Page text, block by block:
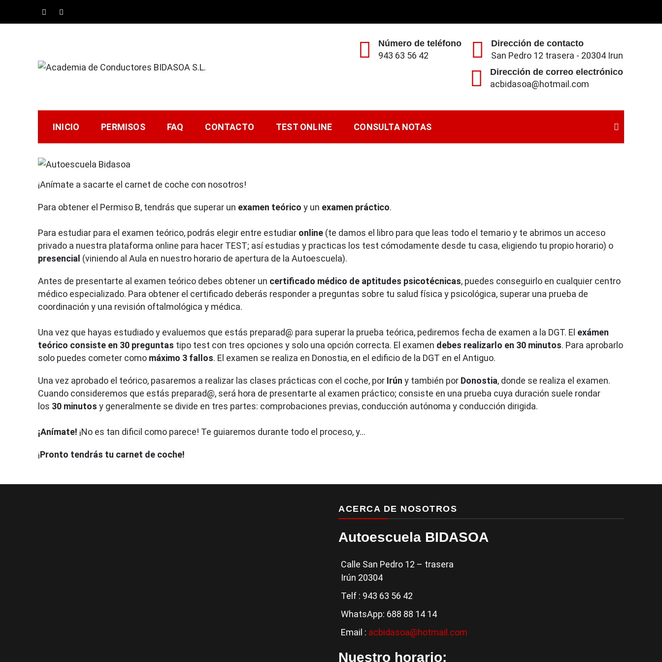
Número de teléfono
943 63 56 42
Dirección de contacto
San Pedro 12 trasera - 20304 Irun
Dirección de correo electrónico
acbidasoa@hotmail.com
INICIO PERMISOS FAQ CONTACTO TEST ONLINE CONSULTA NOTAS
¡Anímate a sacarte el carnet de coche con nosotros!
Para obtener el Permiso B, tendrás que superar un examen teórico y un examen práctico.
Para estudiar para el examen teórico, podrás elegir entre estudiar online (te damos el libro para que leas todo el temario y te abrimos un acceso
privado a nuestra plataforma online para hacer TEST; así estudias y practicas los test cómodamente desde tu casa, eligiendo tu propio horario) o
presencial (viniendo al Aula en nuestro horario de apertura de la Autoescuela).
Antes de presentarte al examen teórico debes obtener un certificado médico de aptitudes psicotécnicas, puedes conseguirlo en cualquier centro
médico especializado. Para obtener el certificado deberás responder a preguntas sobre tu salud física y psicológica, superar una prueba de
coordinación y una revisión oftalmológica y médica.
Una vez que hayas estudiado y evaluemos que estás preparad@ para superar la prueba teórica, pediremos fecha de examen a la DGT. El exámen
teórico consiste en 30 preguntas tipo test con tres opciones y solo una opción correcta. El examen debes realizarlo en 30 minutos. Para aprobarlo
solo puedes cometer como máximo 3 fallos. El examen se realiza en Donostia, en el edificio de la DGT en el Antiguo.
Una vez aprobado el teórico, pasaremos a realizar las clases prácticas con el coche, por Irún y también por Donostia, donde se realiza el examen.
Cuando consideremos que estás preparad@, será hora de presentarte al examen práctico; consiste en una prueba cuya duración suele rondar
los 30 minutos y generalmente se divide en tres partes: comprobaciones previas, conducción autónoma y conducción dirigida.
¡Anímate! ¡No es tan dificil como parece! Te guiaremos durante todo el proceso, y…
¡Pronto tendrás tu carnet de coche!
ACERCA DE NOSOTROS
Autoescuela BIDASOA
Calle San Pedro 12 – trasera
Irún 20304
Telf : 943 63 56 42
WhatsApp: 688 88 14 14
Email : acbidasoa@hotmail.com
Nuestro horario: